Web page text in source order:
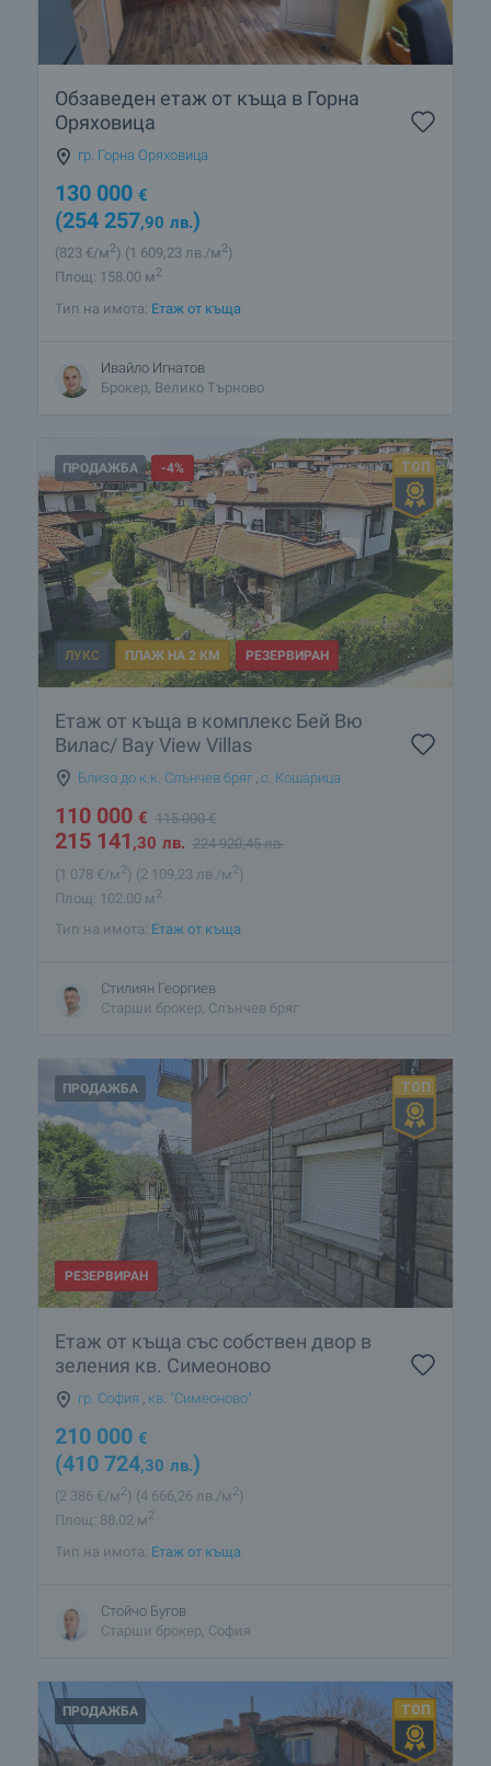
Обзаведен етаж от къща в Горна
Оряховица
гр. Горна Оряховица
130 000 €
(254 257,90 лв.)
(823 €/м2) (1 609,23 лв./м2)
Площ: 158.00 м2
Тип на имота: Етаж от къща
Ивайло Игнатов
Брокер, Велико Търново
ПРОДАЖБА -4%
ЛУКС ПЛАЖ НА 2 КМ РЕЗЕРВИРАН
Етаж от къща в комплекс Бей Вю
Вилас/ Bay View Villas
Близо до к.к. Слънчев бряг с. Кошарица
110 000 € 115 000€
215 141 ,30 лв. 224 920,45 лв.
(1 078 €/м 2) (2 109 ,23 лв./м 2)
Площ: 102.00 м 2
Тип на имота: Етаж от къща
Стилиян Георгиев
Старши брокер, Слънчев бряг
ПРОДАЖБА
РЕЗЕРВИРАН
Етаж от къща със собствен двор в
зеления кв. Симеоново
гр. София кв. "Симеоново"
210 000 €
(410 724,30 лв.)
(2 386 €/м 2) (4 666,26 лв./м 2)
Площ: 88.02 м 2
Тип на имота: Етаж от къща
Стойчо Бугов
Старши брокер, София
ПРОДАЖБА